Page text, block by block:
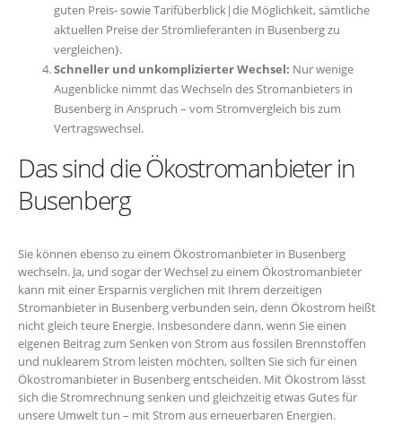
guten Preis- sowie Tarifüberblick|die Möglichkeit, sämtliche
aktuellen Preise der Stromlieferanten in Busenberg zu
vergleichen}.
Schneller und unkomplizierter Wechsel: Nur wenige
Augenblicke nimmt das Wechseln des Stromanbieters in
Busenberg in Anspruch – vom Stromvergleich bis zum
Vertragswechsel.
Das sind die Ökostromanbieter in
Busenberg
Sie können ebenso zu einem Ökostromanbieter in Busenberg
wechseln. Ja, und sogar der Wechsel zu einem Ökostromanbieter
kann mit einer Ersparnis verglichen mit Ihrem derzeitigen
Stromanbieter in Busenberg verbunden sein, denn Ökostrom heißt
nicht gleich teure Energie. Insbesondere dann, wenn Sie einen
eigenen Beitrag zum Senken von Strom aus fossilen Brennstoffen
und nuklearem Strom leisten möchten, sollten Sie sich für einen
Ökostromanbieter in Busenberg entscheiden. Mit Ökostrom lässt
sich die Stromrechnung senken und gleichzeitig etwas Gutes für
unsere Umwelt tun – mit Strom aus erneuerbaren Energien.